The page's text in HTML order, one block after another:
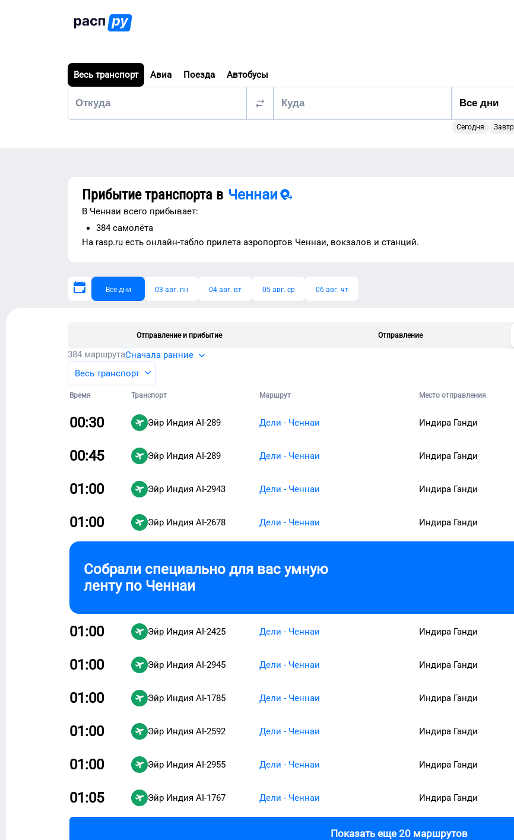
Весь транспорт Авиа Поезда Автобусы
Сегодня
Прибытие транспорта в Ченнаи
В Ченнаи всего прибывает:
384 самолёта
На rasp.ru есть онлайн-табло прилета аэропортов Ченнаи, вокзалов и станций.
Все дни 03 авг. пн 04 авг. вт 05 авг. ср 06 авг. чт
Отправление и прибытие Отправление
384 маршрутаСначала ранние
Весь транспорт
Время Транспорт Маршрут Место отправления
00:30 Эйр Индия AI-289 Дели - Ченнаи Индира Ганди
00:45 Эйр Индия AI-289 Дели - Ченнаи Индира Ганди
01:00 Эйр Индия AI-2943 Дели - Ченнаи Индира Ганди
01:00 Эйр Индия AI-2678 Дели - Ченнаи Индира Ганди
Собрали специально для вас умную
ленту по Ченнаи
01:00 Эйр Индия AI-2425 Дели - Ченнаи Индира Ганди
01:00 Эйр Индия AI-2945 Дели - Ченнаи Индира Ганди
01:00 Эйр Индия AI-1785 Дели - Ченнаи Индира Ганди
01:00 Эйр Индия AI-2592 Дели - Ченнаи Индира Ганди
01:00 Эйр Индия AI-2955 Дели - Ченнаи Индира Ганди
01:05 Эйр Индия AI-1767 Дели - Ченнаи Индира Ганди
Показать еще 20 маршрутов